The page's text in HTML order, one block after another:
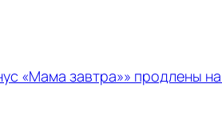
«Мама завтра»» продлены на